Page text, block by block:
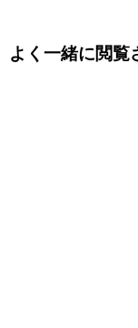
よく一緒に閲覧